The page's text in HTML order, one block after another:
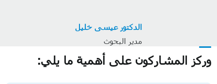
الدكتور عيسى خليل
مدير البحوث
وركز المشاركون على أهمية ما يلي: